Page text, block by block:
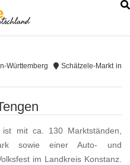
Württemberg
Schätzele-Markt in
ist mit ca. 130 Marktständen,
sowie einer Auto- und
im Landkreis Konstanz.